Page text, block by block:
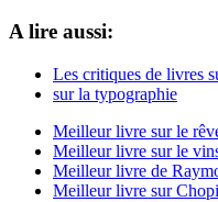
A lire aussi:
Les critiques de livres
sur la typographie
Meilleur livre sur le
Meilleur livre sur le
Meilleur livre de
Meilleur livre sur